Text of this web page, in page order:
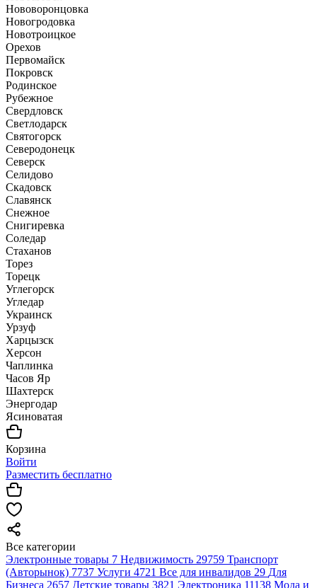
Нововоронцовка
Новогродовка
Новотроицкое
Орехов
Первомайск
Покровск
Родинское
Рубежное
Свердловск
Светлодарск
Святогорск
Северодонецк
Северск
Селидово
Скадовск
Славянск
Снежное
Снигиревка
Соледар
Стаханов
Торез
Торецк
Углегорск
Угледар
Украинск
Урзуф
Харцызск
Херсон
Чаплинка
Часов Яр
Шахтерск
Энергодар
Ясиноватая
Корзина
Войти
Разместить бесплатно
Все категории
Электронные товары 7 Недвижимость 29759 Транспорт
(Авторынок) 7737 Услуги 4721 Все для инвалидов 29 Для
Бизнеса 2657 Детские товары 3821 Электроника 11138 Мода и